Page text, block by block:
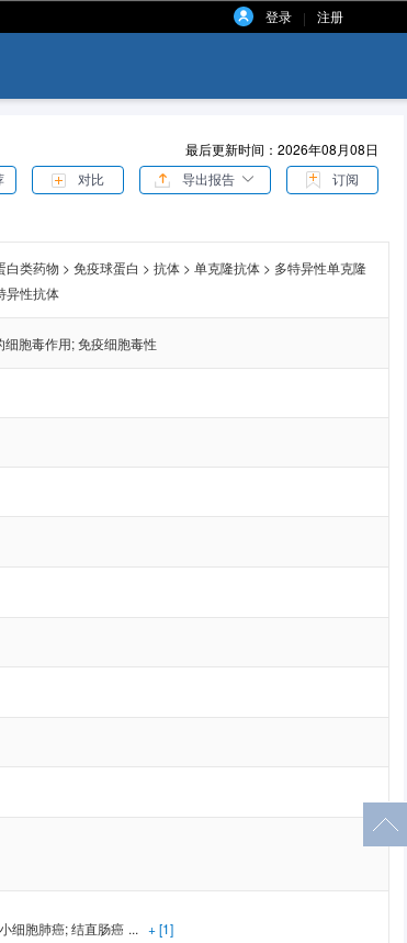
登录 | 注册
最后更新时间：2026年08月08日
对比 导出报告 订阅
白类药物 > 免疫球蛋白 > 抗体 > 单克隆抗体 > 多特异性单克隆
异性抗体
细胞毒作用;免疫细胞毒性
细胞肺癌;结直肠癌 ... + [1]